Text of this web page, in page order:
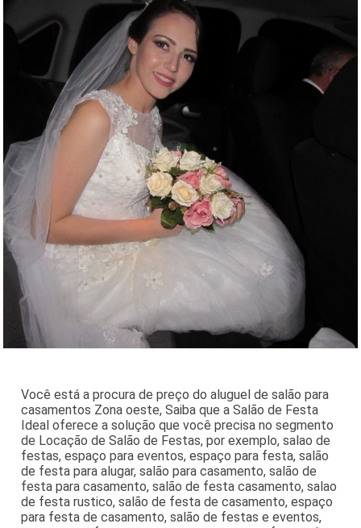
Você está a procura de preço do aluguel de salão para
casamentos Zona oeste, Saiba que a Salão de Festa
Ideal oferece a solução que você precisa no segmento
de Locação de Salão de Festas, por exemplo, salao de
festas, espaço para eventos, espaço para festa, salão
de festa para alugar, salão para casamento, salão de
festa para casamento, salão de festa casamento, salao
de festa rustico, salão de festa de casamento, espaço
para festa de casamento, salão de festas e eventos,